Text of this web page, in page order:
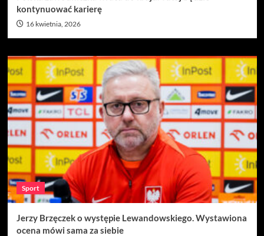
kontynuować karierę
16 kwietnia, 2026
Sport
Jerzy Brzęczek o występie Lewandowskiego. Wystawiona
ocena mówi sama za siebie